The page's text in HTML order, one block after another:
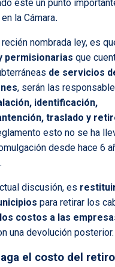
éste un punto
la Cámara.
nombrada ley, es
permisionarias que
de servicios
, serán las
identificación,
traslado y
esto no se ha
desde hace 6
discusión, es
para retirar los
costos a las
una devolución posterior.
el costo del